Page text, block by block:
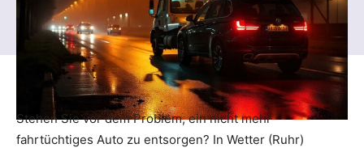
Stehen Sie vor dem Problem, ein nicht mehr
fahrtüchtiges Auto zu entsorgen? In Wetter (Ruhr)